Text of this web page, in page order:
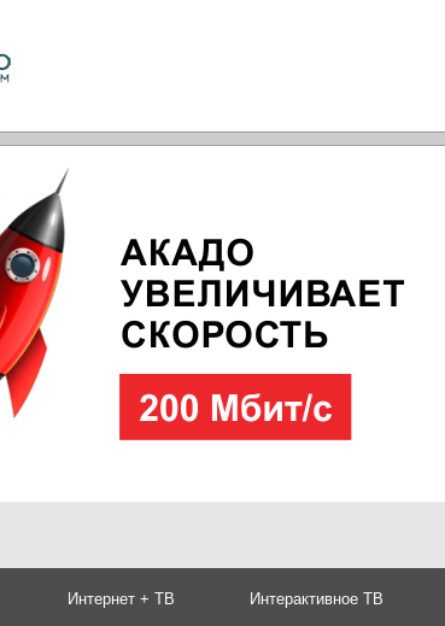
Интернет + ТВ Интерактивное ТВ